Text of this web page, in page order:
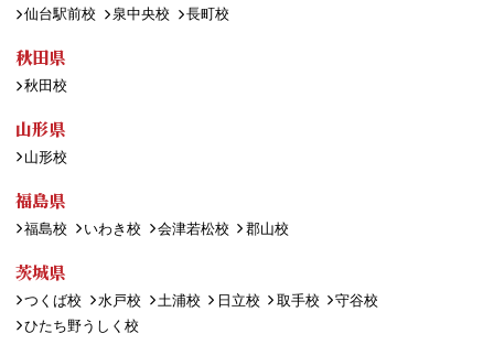
仙台駅前校 泉中央校 長町校
秋田県
秋田校
山形県
山形校
福島県
福島校 いわき校 会津若松校 郡山校
茨城県
つくば校 水戸校 土浦校 日立校 取手校
守谷校
ひたち野うしく校